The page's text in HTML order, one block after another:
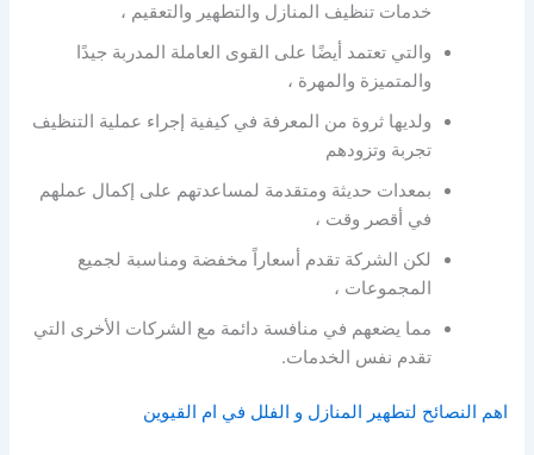
خدمات تنظيف المنازل والتطهير والتعقيم ،
والتي تعتمد أيضًا على القوى العاملة المدربة جيدًا
والمتميزة والمهرة ،
ولديها ثروة من المعرفة في كيفية إجراء عملية التنظيف
تجربة وتزودهم
بمعدات حديثة ومتقدمة لمساعدتهم على إكمال عملهم
في أقصر وقت ،
لكن الشركة تقدم أسعاراً مخفضة ومناسبة لجميع
المجموعات ،
مما يضعهم في منافسة دائمة مع الشركات الأخرى التي
تقدم نفس الخدمات.
اهم النصائح لتطهير المنازل و الفلل في ام القيوين